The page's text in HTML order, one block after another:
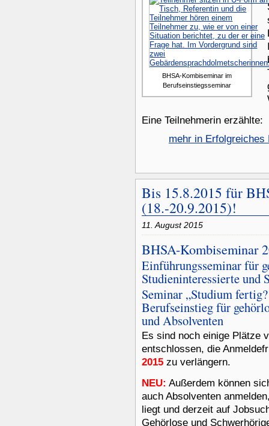
BHSA-Kombiseminar im
Berufseinstiegsseminar
Eine Teilnehmerin erzählte:
mehr in Erfolgreiches
Bis 15.8.2015 für
(18.-20.9.2015)!
11. August 2015
BHSA-Kombiseminar
Einführungsseminar für
Studieninteressierte und
Seminar „Studium
Berufseinstieg für
und Absolventen
Es sind noch einige Plätze
entschlossen, die
2015 zu verlängern.
NEU: Außerdem können
auch Absolventen
liegt und derzeit auf
Gehörlose und